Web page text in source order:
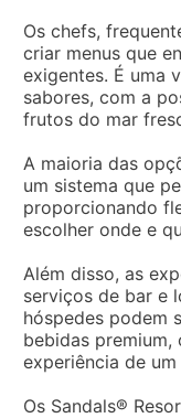
Os chefs,
criar menus que
exigentes. É uma
sabores, com a
frutos do mar
A maioria das
um sistema que
proporcionando
escolher onde e
Além disso, as
serviços de bar e
hóspedes podem
bebidas premium,
experiência de
Os Sandals®